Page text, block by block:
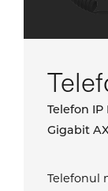
Telefon IP
Gigabit
Telefonul